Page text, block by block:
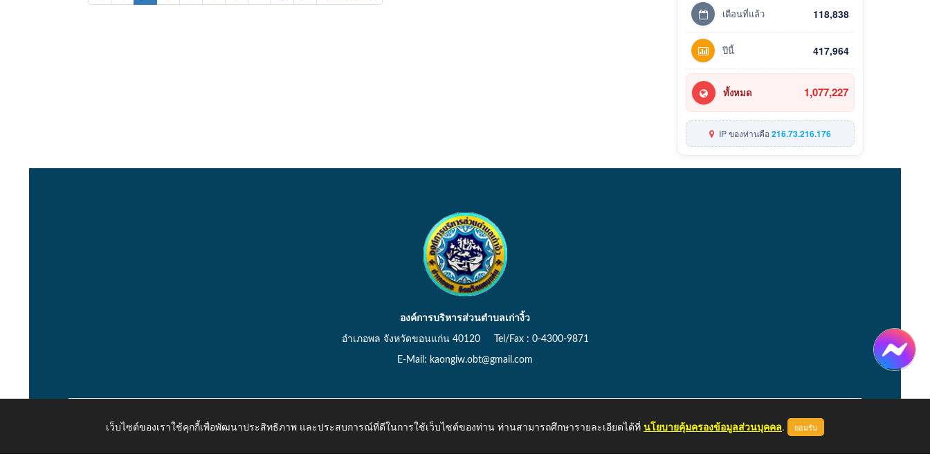
เดือนที่แล้ว 118,838
ปีนี้ 417,964
ทั้งหมด 1,077,227
IP ของท่านคือ216.73.216.176
องค์การบริหารส่วนตำบลเก่างิ้ว
อำเภอพล จังหวัดขอนแก่น 40120 Tel/Fax : 0-4300-9871
E-Mail: kaongiw.obt@gmail.com
Copyright © 2026 All Right Resive http://www.kaongiw.go.th หน้าแรก ผู้ดูแลระบบ
เว็บไซต์ของเราใช้คุกกี้เพื่อพัฒนาประสิทธิภาพ และประสบการณ์ที่ดีในการใช้เว็บไซต์ของท่าน ท่านสามารถศึกษารายละเอียดได้ที่ นโยบายคุ้มครองข้อมูลส่วนบุคคล. ยอมรับ